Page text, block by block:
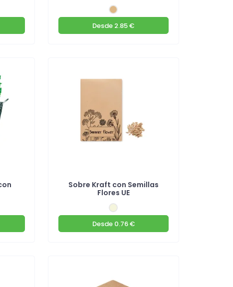
Desde 2.85 €
Sobre Kraft con Semillas
Flores UE
Desde0.76 €